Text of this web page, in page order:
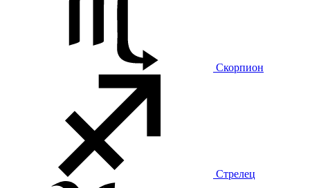
Скорпион
Стрелец